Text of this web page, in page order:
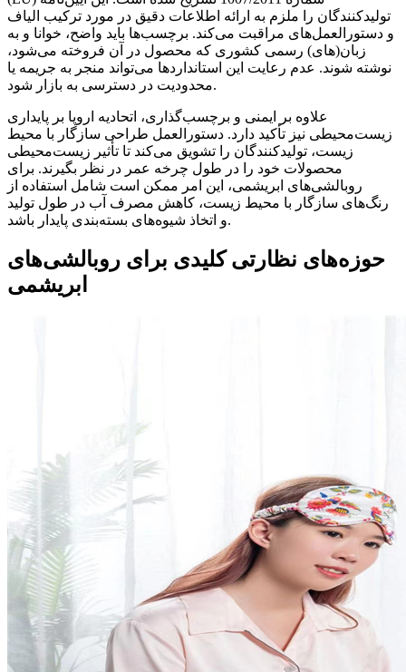
تولیدکنندگان را ملزم به ارائه اطلاعات دقیق در مورد ترکیب الیاف
و دستورالعمل‌های مراقبت می‌کند. برچسب‌ها باید واضح، خوانا و به
زبان(های) رسمی کشوری که محصول در آن فروخته می‌شود،
نوشته شوند. عدم رعایت این استانداردها می‌تواند منجر به جریمه یا
محدودیت در دسترسی به بازار شود.
علاوه بر ایمنی و برچسب‌گذاری، اتحادیه اروپا بر پایداری
زیست‌محیطی نیز تأکید دارد. دستورالعمل طراحی سازگار با محیط
زیست، تولیدکنندگان را تشویق می‌کند تا تأثیر زیست‌محیطی
محصولات خود را در طول چرخه عمر در نظر بگیرند. برای
روبالشی‌های ابریشمی، این امر ممکن است شامل استفاده از
رنگ‌های سازگار با محیط زیست، کاهش مصرف آب در طول تولید
و اتخاذ شیوه‌های بسته‌بندی پایدار باشد.
حوزه‌های نظارتی کلیدی برای روبالشی‌های
ابریشمی